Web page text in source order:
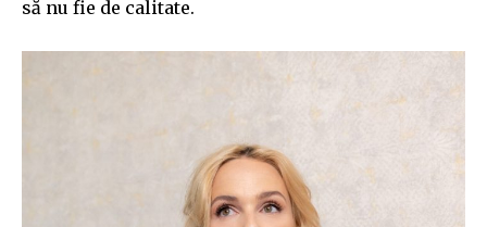
să nu fie de calitate.